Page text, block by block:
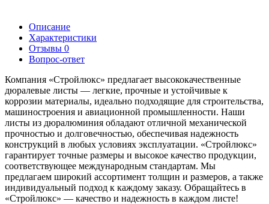
Описание
Характеристики
Отзывы 0
Вопрос-ответ
Компания «Стройлюкс» предлагает высококачественные
дюралевые листы — легкие, прочные и устойчивые к
коррозии материалы, идеально подходящие для строительства,
машиностроения и авиационной промышленности. Наши
листы из дюралюминия обладают отличной механической
прочностью и долговечностью, обеспечивая надежность
конструкций в любых условиях эксплуатации. «Стройлюкс»
гарантирует точные размеры и высокое качество продукции,
соответствующее международным стандартам. Мы
предлагаем широкий ассортимент толщин и размеров, а также
индивидуальный подход к каждому заказу. Обращайтесь в
«Стройлюкс» — качество и надежность в каждом листе!